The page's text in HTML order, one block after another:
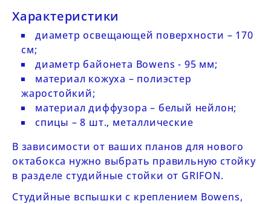
Характеристики
диаметр освещающей поверхности – 170
см;
диаметр байонета Bowens - 95 мм;
материал кожуха – полиэстер
жаростойкий;
материал диффузора – белый нейлон;
спицы – 8 шт., металлические
В зависимости от ваших планов для нового
октабокса нужно выбрать правильную стойку
в разделестудийные стойки от GRIFON.
Студийные вспышки с креплением Bowens,